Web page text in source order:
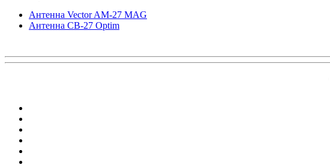
Антенна Vector AM-27 MAG
Антенна CB-27 Optim